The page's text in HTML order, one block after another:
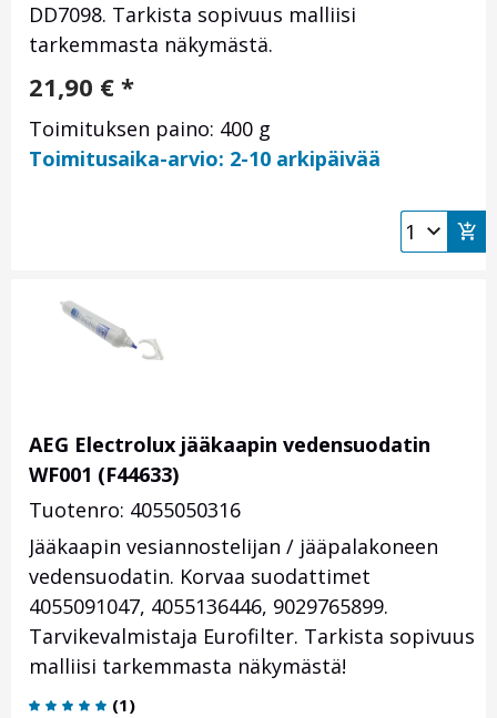
DD7098. Tarkista sopivuus malliisi
tarkemmasta näkymästä.
21,90 € *
Toimituksen paino: 400 g
Toimitusaika-arvio: 2-10 arkipäivää
AEG Electrolux jääkaapin vedensuodatin
WF001 (F44633)
Tuotenro: 4055050316
Jääkaapin vesiannostelijan / jääpalakoneen
vedensuodatin. Korvaa suodattimet
4055091047, 4055136446, 9029765899.
Tarvikevalmistaja Eurofilter. Tarkista sopivuus
malliisi tarkemmasta näkymästä!
(1)